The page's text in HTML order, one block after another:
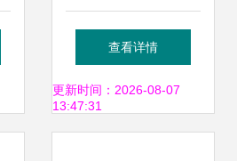
国际能否重振宏图
高科的旧梦新局
查看详情
更新时间：2026-08-07
13:47:31